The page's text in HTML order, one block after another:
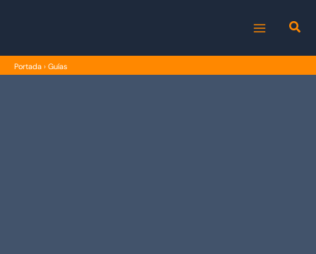
MENU
Portada › Guías